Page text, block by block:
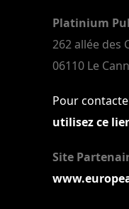
Platinium
262 allée des
06110 Le
Pour
utilisez ce
Site